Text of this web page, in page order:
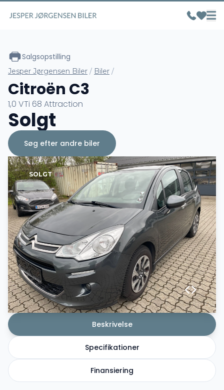
SOLGT
Specifikationer
Beskrivelse
Finansiering
Salgsopstilling
Jesper Jørgensen Biler / Biler /
Citroën C3
1,0 VTi 68 Attraction
Solgt
Søg efter andre biler